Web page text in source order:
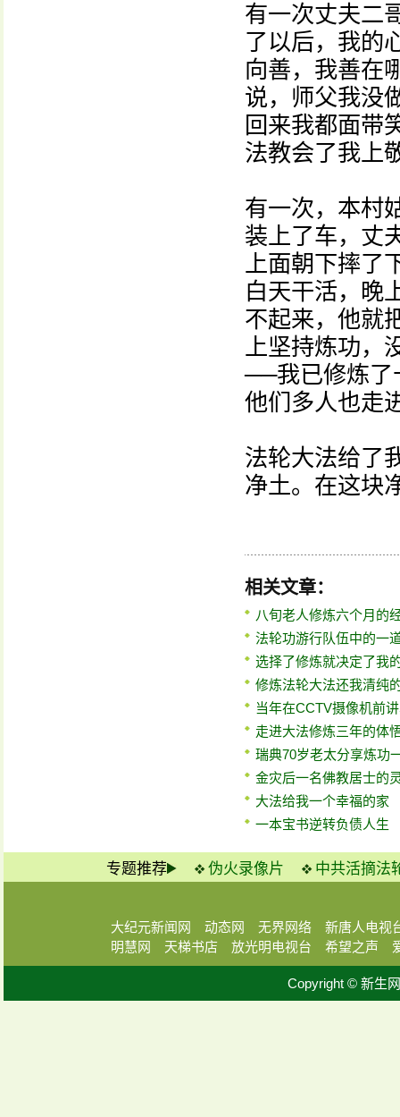
有一次丈夫二
了以后，我的
向善，我善在
说，师父我没
回来我都面带
法教会了我上
有一次，本村
装上了车，丈
上面朝下摔了
白天干活，晚
不起来，他就
上坚持炼功，
──我已修炼了
他们多人也走
法轮大法给了
净土。在这块
相关文章：
八旬老人修炼六个月的
法轮功游行队伍中的一
选择了修炼就决定了我
修炼法轮大法还我清纯
当年在CCTV摄像机前
走进大法修炼三年的体
瑞典70岁老太分享炼功
金灾后一名佛教居士的
大法给我一个幸福的家
一本宝书逆转负债人生
专题推荐 伪火录像片 中共活摘法
大纪元新闻网 动态网 无界网络
新唐人电视
明慧网
天梯书店 放光明电视台 希望之声
Copyright © 新生